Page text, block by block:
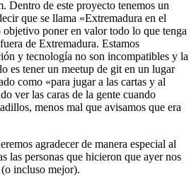
Dentro de este proyecto tenemos un
que se llama «Extremadura en el
poner en valor todo lo que tenga
de Extremadura. Estamos
y tecnología no son incompatibles y la
es tener un meetup de git en un lugar
como «para jugar a las cartas y al
ver las caras de la gente cuando
menos mal que avisamos que era
agradecer de manera especial al
las personas que hicieron que ayer nos
(o incluso mejor).